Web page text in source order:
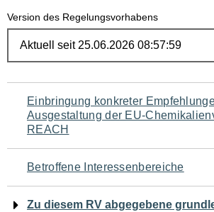
Version des Regelungsvorhabens
Navigation
für
den
Seiteninhalt
Einbringung konkreter
Ausgestaltung der EU-
REACH
Betroffene Interessenbereiche
Zu diesem RV abgegebene